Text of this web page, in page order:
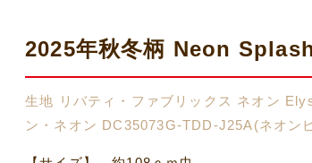
2025年秋冬柄 Neon
生地 リバティ・ファブリックス ネオン
ン・ネオン DC35073G-TDD-J25A(ネオン